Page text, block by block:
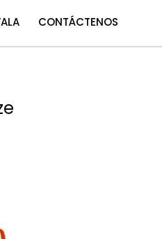
CONTÁCTENOS